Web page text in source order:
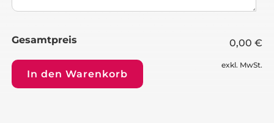
Gesamtpreis 0,00 €
exkl. MwSt.
In den Warenkorb